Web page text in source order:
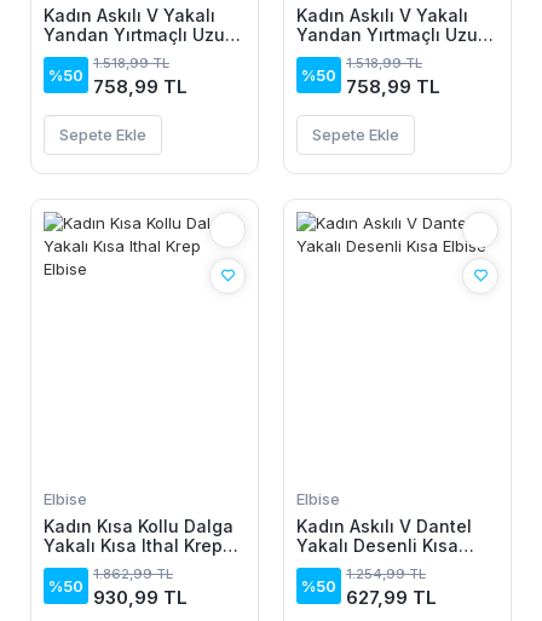
Kadın Askılı V Yakalı
Yandan Yırtmaçlı Uzun
Viskon Elbise
%50
1.518,99 TL
758,99 TL
Sepete Ekle
Kadın Askılı V Yakalı
Yandan Yırtmaçlı Uzun
Viskon Elbise
%50
1.518,99 TL
758,99 TL
Sepete Ekle
Elbise
Kadın Kısa Kollu Dalga
Yakalı Kısa Ithal Krep
Elbise
%50
1.862,99 TL
930,99 TL
Elbise
Kadın Askılı V Dantel
Yakalı Desenli Kısa
Elbise
%50
1.254,99 TL
627,99 TL